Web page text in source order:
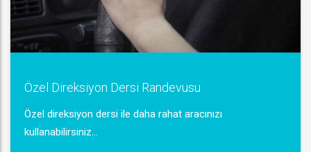
Özel Direksiyon Dersi Randevusu
Özel direksiyon dersi ile daha rahat aracınızı
kullanabilirsiniz...